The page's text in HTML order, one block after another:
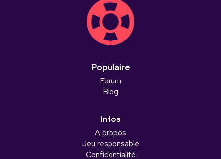
Populaire
Forum
Blog
Infos
A propos
Jeu responsable
Confidentialité